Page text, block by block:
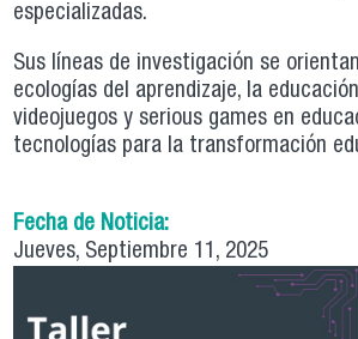
especializadas.
Sus líneas de investigación se
ecologías del aprendizaje, la
videojuegos y serious games en
tecnologías para la transformación
Fecha de Noticia:
Jueves, Septiembre 11, 2025